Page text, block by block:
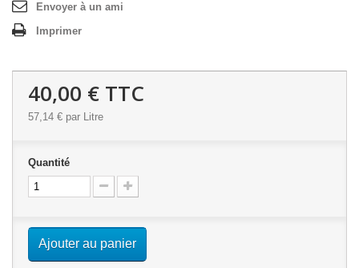
Envoyer à un ami
Imprimer
40,00 € TTC
57,14 € par Litre
Quantité
Ajouter au panier